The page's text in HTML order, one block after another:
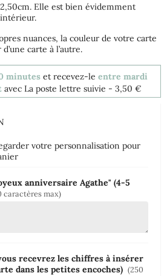
Elle est bien évidemment
nuances, la couleur de votre carte
carte à l’autre.
minutes et recevez-le entre mardi
avec La poste lettre suivie - 3,50 €
votre personnalisation pour
anniversaire Agathe" (4-5
caractères max)
recevrez les chiffres à insérer
dans les petites encoches) (250